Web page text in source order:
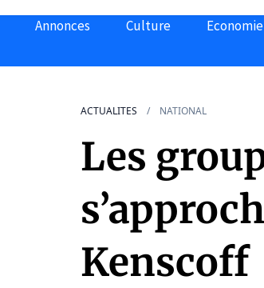
Annonces Culture Economie
ACTUALITES NATIONAL
Les
Kenscoff